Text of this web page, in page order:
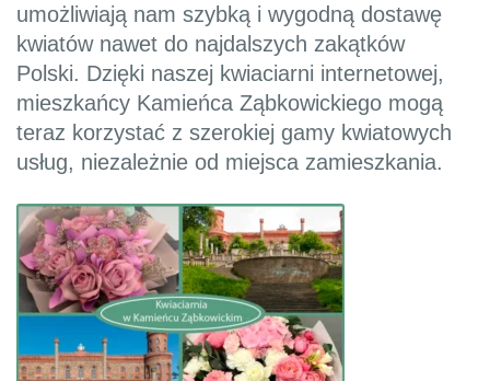
umożliwiają nam szybką i wygodną dostawę
kwiatów nawet do najdalszych zakątków
Polski. Dzięki naszej kwiaciarni internetowej,
mieszkańcy Kamieńca Ząbkowickiego mogą
teraz korzystać z szerokiej gamy kwiatowych
usług, niezależnie od miejsca zamieszkania.